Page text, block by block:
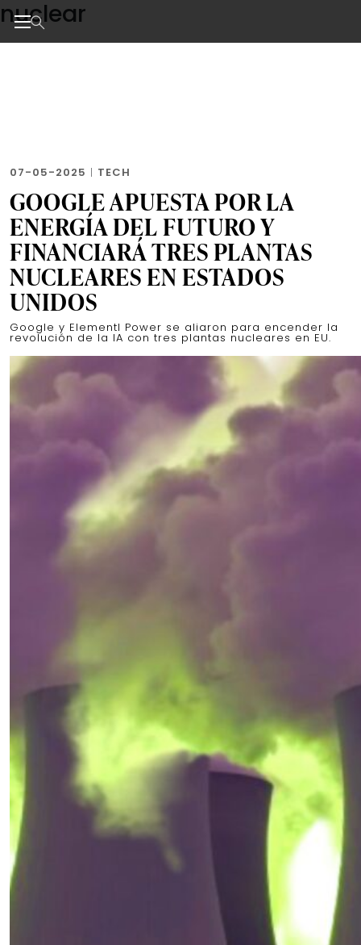
Skip
to
the
nuclear
07-05-2025 | TECH
GOOGLE APUESTA POR LA
ENERGÍA DEL FUTURO Y
FINANCIARÁ TRES PLANTAS
NUCLEARES EN ESTADOS
UNIDOS
Google y Elementl Power se aliaron para encender la
revolución de la IA con tres plantas nucleares en EU.